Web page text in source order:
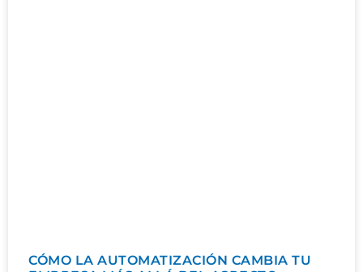
CÓMO LA AUTOMATIZACIÓN CAMBIA TU